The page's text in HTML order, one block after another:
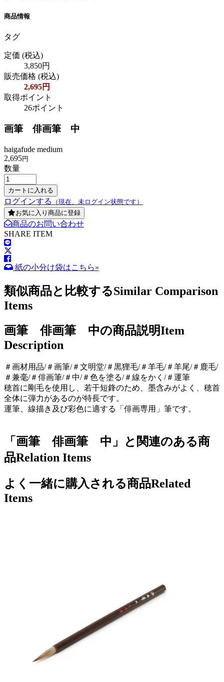
商品情報
タグ
定価 (税込)
3,850円
販売価格 (税込)
2,695円
取得ポイント
26ポイント
画筆 俳画筆 中
haigafude medium
2,695円
数量
ログインする
（現在、未ログイン状態です）
お気に入り商品に登録
商品のお問い合わせ
SHARE ITEM
紙の小分け袋はこちら»
類似商品と比較するSimilar Comparison
Items
画筆 俳画筆 中の商品説明Item
Description
＃画材用品/＃画筆/＃文明堂/＃黒狸毛/＃羊毛/＃羊尾/＃鹿毛/
＃兼毫/＃俳画筆/＃中/＃色を塗る/＃線をかく/＃運筆
穂首に剛毛を使用し、若干短鋒のため、墨含みがよく、穂首
全体に弾力があるのが特長です。
運筆、線描き及び彩色に適する「俳画専用」筆です。
「画筆 俳画筆 中」と関連のある商
品Relation Items
よく一緒に購入される商品Related
Items